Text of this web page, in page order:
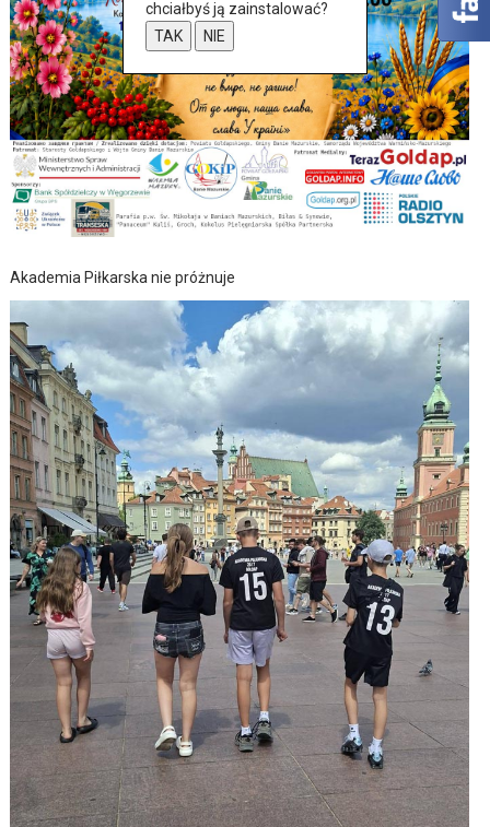
Akademia Piłkarska nie próżnuje
chciałbyś ją zainstalować?
TAK
NIE